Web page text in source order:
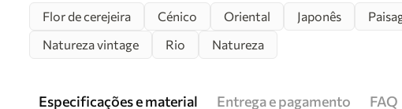
Flor de cerejeira Cénico Oriental Japonês
Natureza vintage
Rio Natureza
Especificações e material Entrega e pagamento FAQ